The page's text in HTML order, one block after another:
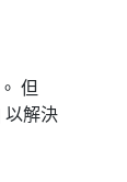
但
以解決